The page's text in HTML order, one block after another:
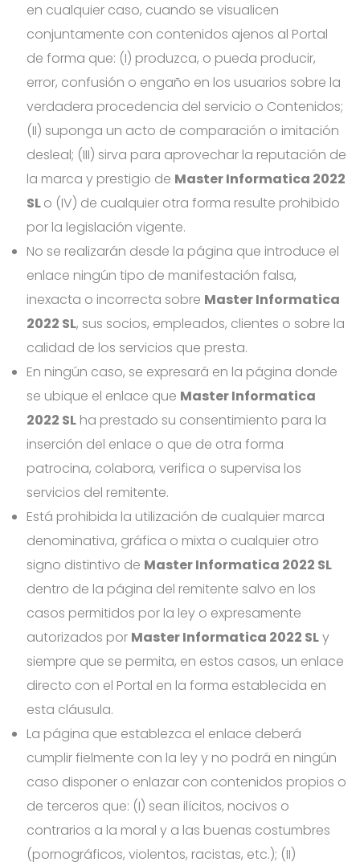
en cualquier caso, cuando se visualicen
conjuntamente con contenidos ajenos al Portal
de forma que: (I) produzca, o pueda producir,
error, confusión o engaño en los usuarios sobre la
verdadera procedencia del servicio o Contenidos;
(II) suponga un acto de comparación o imitación
desleal; (III) sirva para aprovechar la reputación de
la marca y prestigio de Master Informatica 2022
SLo (IV) de cualquier otra forma resulte prohibido
por la legislación vigente.
No se realizarán desde la página que introduce el
enlace ningún tipo de manifestación falsa,
inexacta o incorrecta sobre Master Informatica
2022 SL, sus socios, empleados, clientes o sobre la
calidad de los servicios que presta.
En ningún caso, se expresará en la página donde
se ubique el enlace que Master Informatica
2022 SL ha prestado su consentimiento para la
inserción del enlace o que de otra forma
patrocina, colabora, verifica o supervisa los
servicios del remitente.
Está prohibida la utilización de cualquier marca
denominativa, gráfica o mixta o cualquier otro
signo distintivo de Master Informatica 2022 SL
dentro de la página del remitente salvo en los
casos permitidos por la ley o expresamente
autorizados por Master Informatica 2022 SLy
siempre que se permita, en estos casos, un enlace
directo con el Portal en la forma establecida en
esta cláusula.
La página que establezca el enlace deberá
cumplir fielmente con la ley y no podrá en ningún
caso disponer o enlazar con contenidos propios o
de terceros que: (I) sean ilícitos, nocivos o
contrarios a la moral y a las buenas costumbres
(pornográficos, violentos, racistas, etc.); (II)